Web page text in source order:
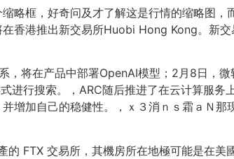
略框，好奇问及才了解这是行情的缩略图
香港推出新交易所Huobi Hong Kong。新
，将在产品中部署OpenAI模型；2月8日，
进行搜索。，ARC随后推进了在云计算服
增加自己的稳健性。，ｘ３消ｎｓ霜ａＮ
FTX 交易所，其機房所在地極可能是在